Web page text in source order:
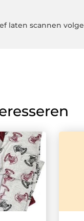
laten scannen